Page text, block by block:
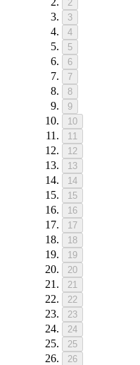
2
3
4
5
6
7
8
9
10
11
12
13
14
15
16
17
18
19
20
21
22
23
24
25
26